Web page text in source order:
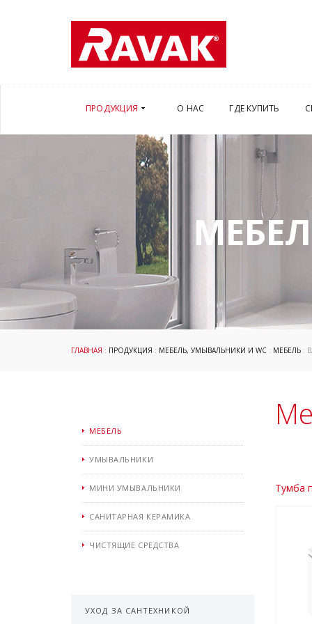
ПРОДУКЦИЯ О НАС ГДЕ КУПИТЬ
ГЛАВНАЯ : ПРОДУКЦИЯ : МЕБЕЛЬ, УМЫВАЛЬНИКИ И WC : МЕБЕЛЬ :
МЕБЕЛЬ
УМЫВАЛЬНИКИ
МИНИ УМЫВАЛЬНИКИ
САНИТАРНАЯ КЕРАМИКА
ЧИСТЯЩИЕ СРЕДСТВА
УХОД ЗА САНТЕХНИКОЙ
Тумба